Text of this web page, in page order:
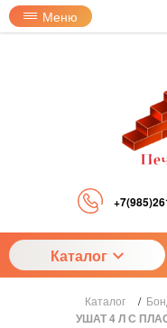
Меню
Каталог
Каталог /
УШАТ 4 Л С